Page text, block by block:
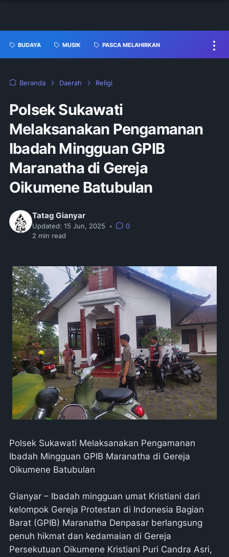
BUDAYA MUSIK PASCA MELAHIRKAN
Beranda Daerah Religi
Polsek Sukawati
Melaksanakan Pengamanan
Ibadah Mingguan GPIB
Maranatha di Gereja
Oikumene Batubulan
Tatag Gianyar
Updated: 15 Jun, 2025 •
0
2 min read
Polsek Sukawati Melaksanakan Pengamanan
Ibadah Mingguan GPIB Maranatha di Gereja
Oikumene Batubulan
Gianyar – Ibadah mingguan umat Kristiani dari
kelompok Gereja Protestan di Indonesia Bagian
Barat (GPIB) Maranatha Denpasar berlangsung
penuh hikmat dan kedamaian di Gereja
Persekutuan Oikumene Kristiani Puri Candra Asri,